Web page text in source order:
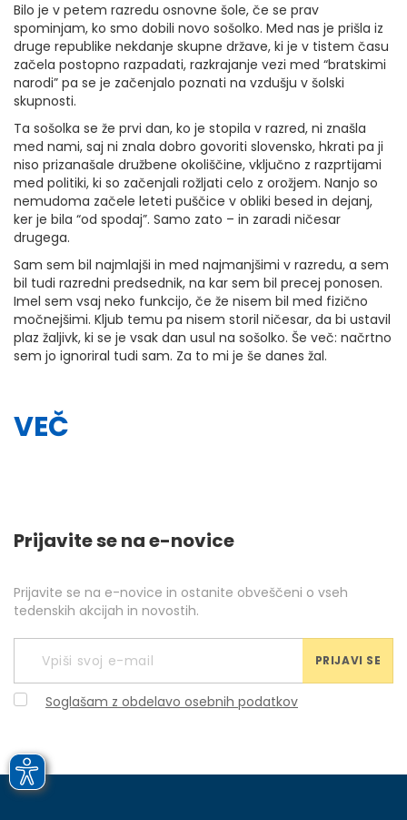
Bilo je v petem razredu osnovne šole, če se prav
spominjam, ko smo dobili novo sošolko. Med nas je prišla iz
druge republike nekdanje skupne države, ki je v tistem času
začela postopno razpadati, razkrajanje vezi med “bratskimi
narodi” pa se je začenjalo poznati na vzdušju v šolski
skupnosti.
Ta sošolka se že prvi dan, ko je stopila v razred, ni znašla
med nami, saj ni znala dobro govoriti slovensko, hkrati pa ji
niso prizanašale družbene okoliščine, vključno z razprtijami
med politiki, ki so začenjali rožljati celo z orožjem. Nanjo so
nemudoma začele leteti puščice v obliki besed in dejanj,
ker je bila “od spodaj”. Samo zato – in zaradi ničesar
drugega.
Sam sem bil najmlajši in med najmanjšimi v razredu, a sem
bil tudi razredni predsednik, na kar sem bil precej ponosen.
Imel sem vsaj neko funkcijo, če že nisem bil med fizično
močnejšimi. Kljub temu pa nisem storil ničesar, da bi ustavil
plaz žaljivk, ki se je vsak dan usul na sošolko. Še več: načrtno
sem jo ignoriral tudi sam. Za to mi je še danes žal.
VEČ
Prijavite se na e-novice
Prijavite se na e-novice in ostanite obveščeni o vseh
tedenskih akcijah in novostih.
PRIJAVI SE
Soglašam z obdelavo osebnih podatkov